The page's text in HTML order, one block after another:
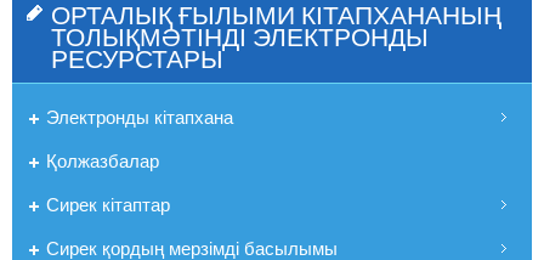
ОРТАЛЫҚ ҒЫЛЫМИ КІТАПХАНАНЫҢ
ТОЛЫҚМӘТІНДІ ЭЛЕКТРОНДЫ
РЕСУРСТАРЫ
Электронды кітапхана
Қолжазбалар
Сирек кітаптар
Сирек қордың мерзімді басылымы